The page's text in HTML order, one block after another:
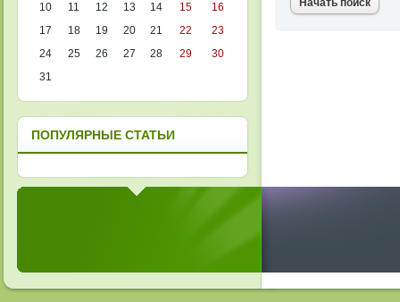
10
11 12 13 14 15
16
17
18 19 20 21 22
23
24
25 26 27 28 29
30
31
ПОПУЛЯРНЫЕ СТАТЬИ